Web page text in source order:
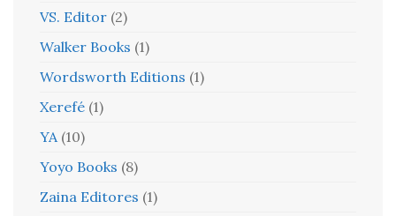
VS. Editor (2)
Walker Books (1)
Wordsworth Editions (1)
Xerefé (1)
YA (10)
Yoyo Books (8)
Zaina Editores (1)